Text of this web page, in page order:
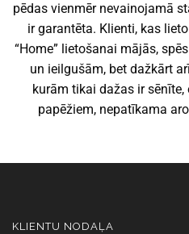
pēdas vienmēr nevainojamā
ir garantēta. Klienti, kas
“Home” lietošanai mājās,
un ieilgušām, bet dažkārt
kurām tikai dažas ir
papēžiem, nepatīkama
KLIENTU NODAĻA